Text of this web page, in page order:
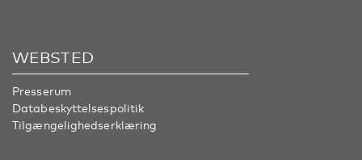
WEBSTED
Presserum
Databeskyttelsespolitik
Tilgængelighedserklæring